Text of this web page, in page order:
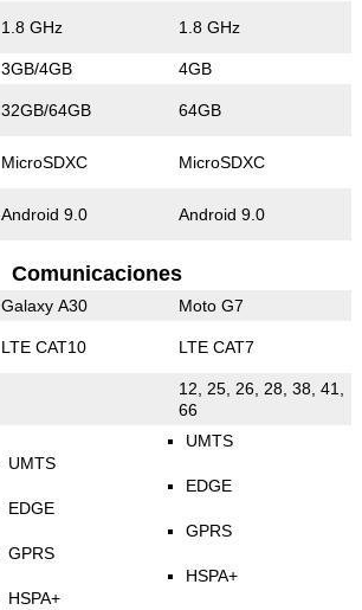
1.8 GHz 1.8 GHz
3GB/4GB 4GB
32GB/64GB 64GB
MicroSDXC MicroSDXC
Android 9.0 Android 9.0
Comunicaciones
Galaxy A30 Moto G7
LTE CAT10 LTE CAT7
12, 25, 26, 28, 38, 41,
66
UMTS
EDGE
GPRS
HSPA+
UMTS
EDGE
GPRS
HSPA+